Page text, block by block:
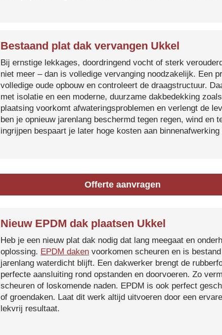
Bestaand plat dak vervangen Ukkel
Bij ernstige lekkages, doordringend vocht of sterk
niet meer – dan is volledige vervanging noodzakelijk. Een
volledige oude opbouw en controleert de draagstructuur.
met isolatie en een moderne, duurzame dakbedekking
plaatsing voorkomt afwateringsproblemen en verlengt de
ben je opnieuw jarenlang beschermd tegen regen, wind en
ingrijpen bespaart je later hoge kosten aan
Offerte aanvragen
Nieuw EPDM dak plaatsen Ukkel
Heb je een nieuw plat dak nodig dat lang meegaat en
oplossing. EPDM daken voorkomen scheuren en is
jarenlang waterdicht blijft. Een dakwerker brengt de
perfecte aansluiting rond opstanden en doorvoeren. Zo
scheuren of loskomende naden. EPDM is ook perfect
of groendaken. Laat dit werk altijd uitvoeren door een
lekvrij resultaat.